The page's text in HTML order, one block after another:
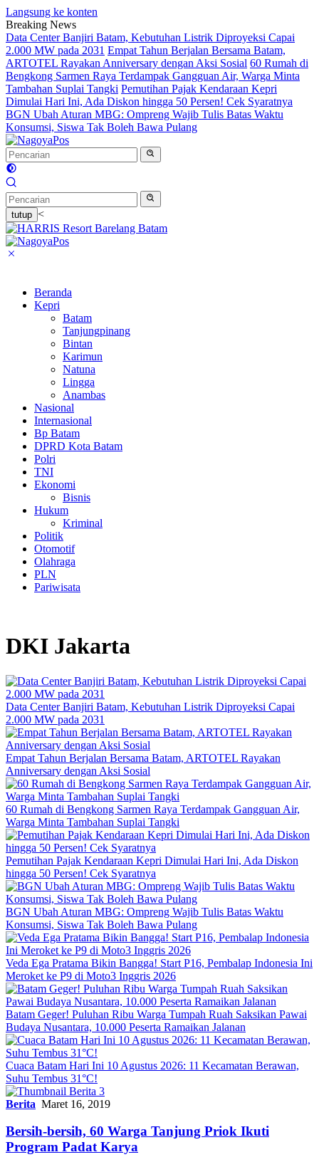
Langsung ke konten
Breaking News
Data Center Banjiri Batam, Kebutuhan Listrik Diproyeksi Capai
2.000 MW pada 2031 Empat Tahun Berjalan Bersama Batam,
ARTOTEL Rayakan Anniversary dengan Aksi Sosial 60 Rumah di
Bengkong Sarmen Raya Terdampak Gangguan Air, Warga Minta
Tambahan Suplai Tangki Pemutihan Pajak Kendaraan Kepri
Dimulai Hari Ini, Ada Diskon hingga 50 Persen! Cek Syaratnya
BGN Ubah Aturan MBG: Ompreng Wajib Tulis Batas Waktu
Konsumsi, Siswa Tak Boleh Bawa Pulang
tutup <
Beranda
Kepri
Batam
Tanjungpinang
Bintan
Karimun
Natuna
Lingga
Anambas
Nasional
Internasional
Bp Batam
DPRD Kota Batam
Polri
TNI
Ekonomi
Bisnis
Hukum
Kriminal
Politik
Otomotif
Olahraga
PLN
Pariwisata
DKI Jakarta
Data Center Banjiri Batam, Kebutuhan Listrik Diproyeksi Capai
2.000 MW pada 2031
Empat Tahun Berjalan Bersama Batam, ARTOTEL Rayakan
Anniversary dengan Aksi Sosial
60 Rumah di Bengkong Sarmen Raya Terdampak Gangguan Air,
Warga Minta Tambahan Suplai Tangki
Pemutihan Pajak Kendaraan Kepri Dimulai Hari Ini, Ada Diskon
hingga 50 Persen! Cek Syaratnya
BGN Ubah Aturan MBG: Ompreng Wajib Tulis Batas Waktu
Konsumsi, Siswa Tak Boleh Bawa Pulang
Veda Ega Pratama Bikin Bangga! Start P16, Pembalap Indonesia Ini
Meroket ke P9 di Moto3 Inggris 2026
Batam Geger! Puluhan Ribu Warga Tumpah Ruah Saksikan Pawai
Budaya Nusantara, 10.000 Peserta Ramaikan Jalanan
Cuaca Batam Hari Ini 10 Agustus 2026: 11 Kecamatan Berawan,
Suhu Tembus 31°C!
Berita Maret 16, 2019
Bersih-bersih, 60 Warga Tanjung Priok Ikuti
Program Padat Karya